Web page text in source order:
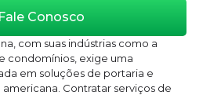
Fale Conosco
com suas indústrias como a
condomínios, exige uma
em soluções de portaria e
Contratar serviços de